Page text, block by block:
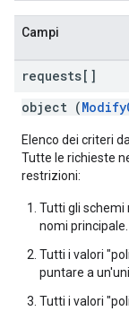
Campi
requests[]
object (
Elenco dei criteri
Tutte le richieste
restrizioni:
Tutti gli schemi
nomi principale.
Tutti i valori
puntare a
Tutti i valori